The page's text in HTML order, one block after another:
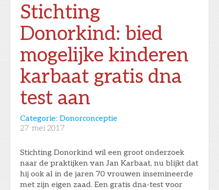
Stichting
Donorkind: bied
mogelijke kinderen
karbaat gratis dna
test aan
Categorie: Donorconceptie
27 mei 2017
Stichting Donorkind wil een groot onderzoek
naar de praktijken van Jan Karbaat, nu blijkt dat
hij ook al in de jaren 70 vrouwen insemineerde
met zijn eigen zaad. Een gratis dna-test voor